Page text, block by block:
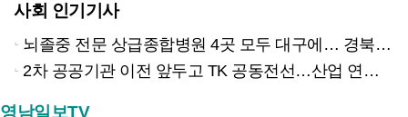
사회 인기기사
뇌졸중 전문 상급종합병원 4곳 모두 대구에… 경북은 골든타임 사각지대
2차 공공기관 이전 앞두고 TK 공동전선…산업 연계형 유치 승부수
영남일보TV